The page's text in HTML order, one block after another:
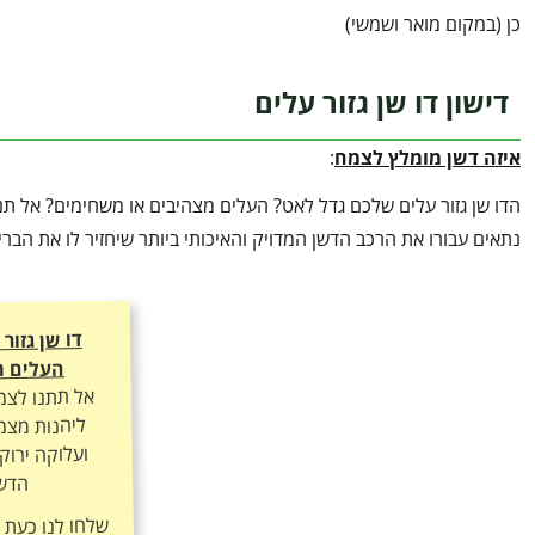
כן (במקום מואר ושמשי)
דישון דו שן גזור עלים
איזה דשן מומלץ לצמח:
הדו שן גזור עלים שלכם גדל לאט? העלים מצהיבים או משחימים? אל
נתאים עבורו את הרכב הדשן המדויק והאיכותי ביותר שיחזיר לו את
דו שן
העלים
אל תתנו
ליהנות
ועלוקה
שלחו לנו כעת